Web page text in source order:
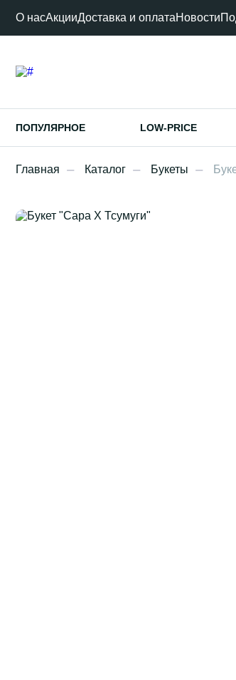
О насАкцииДоставка и оплатаНовости
ПОПУЛЯРНОЕ LOW-PRICE
Главная Каталог Букеты